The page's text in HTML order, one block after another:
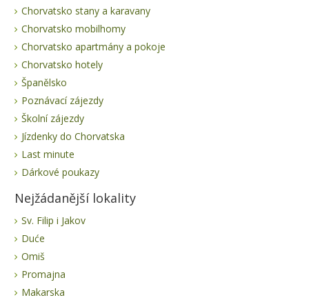
Chorvatsko stany a karavany
Chorvatsko mobilhomy
Chorvatsko apartmány a pokoje
Chorvatsko hotely
Španělsko
Poznávací zájezdy
Školní zájezdy
Jízdenky do Chorvatska
Last minute
Dárkové poukazy
Nejžádanější lokality
Sv. Filip i Jakov
Duće
Omiš
Promajna
Makarska